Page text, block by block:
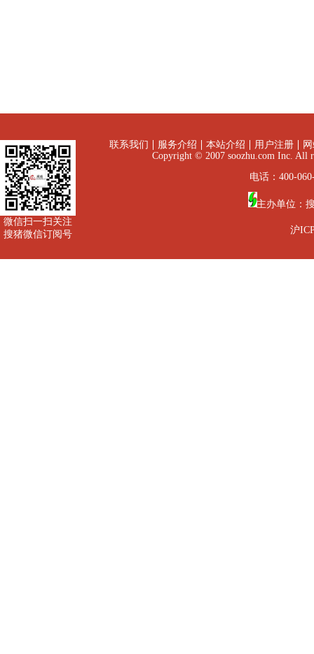
微信扫一扫关注
搜猪微信订阅号
联系我们 服务介绍 本站介绍 用户注册
Copyright © 2007 soozhu.com Inc.
电话：400-
主办单位：
沪